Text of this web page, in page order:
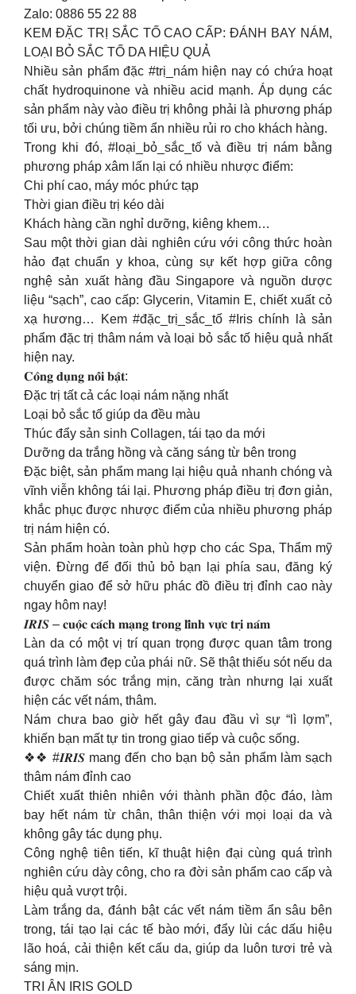
Zalo: 0886 55 22 88
KEM ĐẶC TRỊ SẮC TỐ CAO CẤP: ĐÁNH BAY NÁM,
LOẠI BỎ SẮC TỐ DA HIỆU QUẢ
Nhiều sản phẩm đặc #trị_nám hiện nay có chứa hoạt
chất hydroquinone và nhiều acid mạnh. Áp dụng các
sản phẩm này vào điều trị không phải là phương pháp
tối ưu, bởi chúng tiềm ẩn nhiều rủi ro cho khách hàng.
Trong khi đó, #loại_bỏ_sắc_tố và điều trị nám bằng
phương pháp xâm lấn lại có nhiều nhược điểm:
Chi phí cao, máy móc phức tạp
Thời gian điều trị kéo dài
Khách hàng cần nghỉ dưỡng, kiêng khem…
️Sau một thời gian dài nghiên cứu với công thức hoàn
hảo đạt chuẩn y khoa, cùng sự kết hợp giữa công
nghệ sản xuất hàng đầu Singapore và nguồn dược
liệu “sạch”, cao cấp: Glycerin, Vitamin E, chiết xuất cỏ
xạ hương… Kem #đặc_trị_sắc_tố #Iris chính là sản
phẩm đặc trị thâm nám và loại bỏ sắc tố hiệu quả nhất
hiện nay.
𝐂𝐨̂𝐧𝐠 𝐝𝐮̣𝐧𝐠 𝐧𝐨̂̉𝐢 𝐛𝐚̣̂𝐭:
Đặc trị tất cả các loại nám nặng nhất
Loại bỏ sắc tố giúp da đều màu
Thúc đẩy sản sinh Collagen, tái tạo da mới
Dưỡng da trắng hồng và căng sáng từ bên trong
Đặc biệt, sản phẩm mang lại hiệu quả nhanh chóng và
vĩnh viễn không tái lại. Phương pháp điều trị đơn giản,
khắc phục được nhược điểm của nhiều phương pháp
trị nám hiện có.
Sản phẩm hoàn toàn phù hợp cho các Spa, Thẩm mỹ
viện. Đừng để đối thủ bỏ bạn lại phía sau, đăng ký
chuyển giao để sở hữu phác đồ điều trị đỉnh cao này
ngay hôm nay!
𝑰𝑹𝑰𝑺 – 𝐜𝐮𝐨̣̂𝐜 𝐜𝐚́𝐜𝐡 𝐦𝐚̣𝐧𝐠 𝐭𝐫𝐨𝐧𝐠 𝐥𝐢̃𝐧𝐡 𝐯𝐮̛̣𝐜 𝐭𝐫𝐢̣ 𝐧𝐚́𝐦
Làn da có một vị trí quan trọng được quan tâm trong
quá trình làm đẹp của phái nữ. Sẽ thật thiếu sót nếu da
được chăm sóc trắng mịn, căng tràn nhưng lại xuất
hiện các vết nám, thâm.
Nám chưa bao giờ hết gây đau đầu vì sự “lì lợm”,
khiến bạn mất tự tin trong giao tiếp và cuộc sống.
❖❖ #𝑰𝑹𝑰𝑺 mang đến cho bạn bộ sản phẩm làm sạch
thâm nám đỉnh cao
Chiết xuất thiên nhiên với thành phần độc đáo, làm
bay hết nám từ chân, thân thiện với mọi loại da và
không gây tác dụng phụ.
Công nghệ tiên tiến, kĩ thuật hiện đại cùng quá trình
nghiên cứu dày công, cho ra đời sản phẩm cao cấp và
hiệu quả vượt trội.
Làm trắng da, đánh bật các vết nám tiềm ẩn sâu bên
trong, tái tạo lại các tế bào mới, đẩy lùi các dấu hiệu
lão hoá, cải thiện kết cấu da, giúp da luôn tươi trẻ và
sáng mịn.
TRI ÂN IRIS GOLD